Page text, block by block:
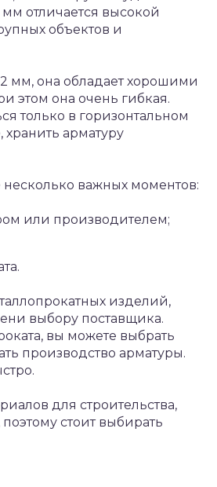
отличается высокой
объектов и
мм, она обладает хорошими
этом она очень гибкая.
только в горизонтальном
арматуру
важных моментов:
или производителем;
изделий,
выбору поставщика.
вы можете выбрать
производство арматуры.
для строительства,
стоит выбирать